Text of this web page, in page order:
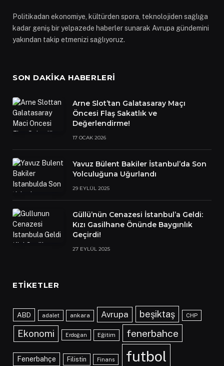
Politikadan ekonomiye, kültürden spora, teknolojiden sağlığa
kadar geniş bir yelpazede haberler sunarak Avrupa gündemini
yakından takip etmenizi sağlıyoruz.
SON DAKIKA HABERLERI
Arne Slot’tan Galatasaray Maçı
Öncesi Flaş Sakatlık ve
Değerlendirme!
17 OCAK 2026
Yavuz Bülent Bakiler İstanbul’da Son
Yolculuğuna Uğurlandı
29 EYLÜL 2025
Güllü’nün Cenazesi İstanbul’a Geldi:
Kızı Gasilhane Önünde Baygınlık
Geçirdi!
27 EYLÜL 2025
ETIKETLER
ABD adalet ankara Avrupa beşiktaş CHP
Ekonomi Erdoğan Eğitim fenerbahce
Fenerbahçe Filistin Finans futbol